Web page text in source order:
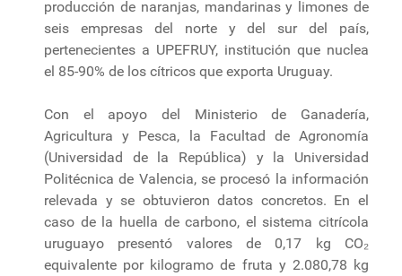
producción de naranjas, mandarinas y limones de
seis empresas del norte y del sur del país,
pertenecientes a UPEFRUY, institución que nuclea
el 85-90% de los cítricos que exporta Uruguay.
Con el apoyo del Ministerio de Ganadería,
Agricultura y Pesca, la Facultad de Agronomía
(Universidad de la República) y la Universidad
Politécnica de Valencia, se procesó la información
relevada y se obtuvieron datos concretos. En el
caso de la huella de carbono, el sistema citrícola
uruguayo presentó valores de 0,17 kg CO₂
equivalente por kilogramo de fruta y 2.080,78 kg